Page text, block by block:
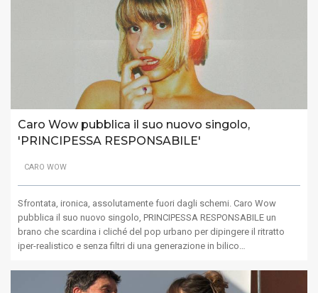
Caro Wow pubblica il suo nuovo singolo,
'PRINCIPESSA RESPONSABILE'
CARO WOW
Sfrontata, ironica, assolutamente fuori dagli schemi. Caro Wow
pubblica il suo nuovo singolo, PRINCIPESSA RESPONSABILE un
brano che scardina i cliché del pop urbano per dipingere il ritratto
iper-realistico e senza filtri di una generazione in bilico…